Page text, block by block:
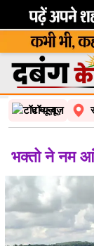
टॉप न्यूज़
भक्तो ने नम